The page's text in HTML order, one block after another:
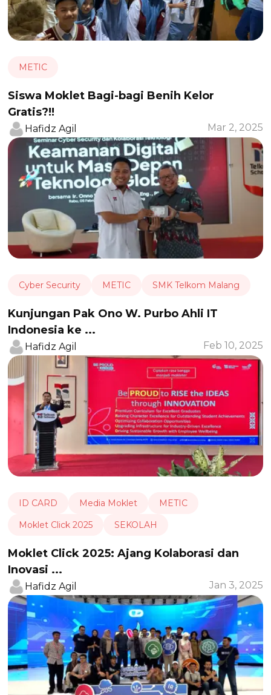
METIC
Siswa Moklet Bagi-bagi Benih Kelor
Gratis?!!
Hafidz Agil Mar 2, 2025
Cyber Security METIC SMK Telkom Malang
Kunjungan Pak Ono W. Purbo Ahli IT
Indonesia ke ...
Hafidz Agil Feb 10, 2025
ID CARD Media Moklet
METIC
Moklet Click 2025
SEKOLAH
Moklet Click 2025: Ajang Kolaborasi dan
Inovasi ...
Hafidz Agil Jan 3, 2025